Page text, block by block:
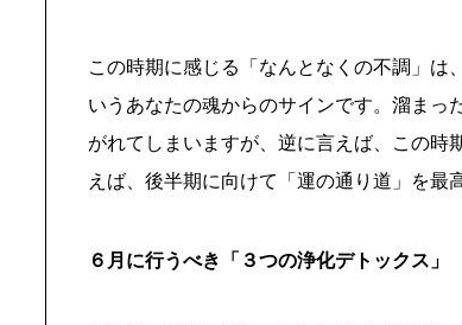
この時期に感じる「なんとなくの不調」は
いうあなたの魂からのサインです。溜まっ
がれてしまいますが、逆に言えば、この時
えば、後半期に向けて「運の通り道」を最
６月に行うべき「３つの浄化デトックス」